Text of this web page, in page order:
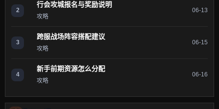
2
行会攻城报名与奖励说明
攻略
06-13
3
跨服战场阵容搭配建议
攻略
06-15
4
新手前期资源怎么分配
攻略
06-16